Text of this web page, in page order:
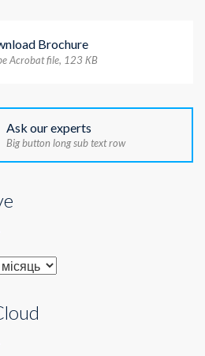
Brochure
Acrobat file, 123 КB
Ask our experts
Big button long sub text row